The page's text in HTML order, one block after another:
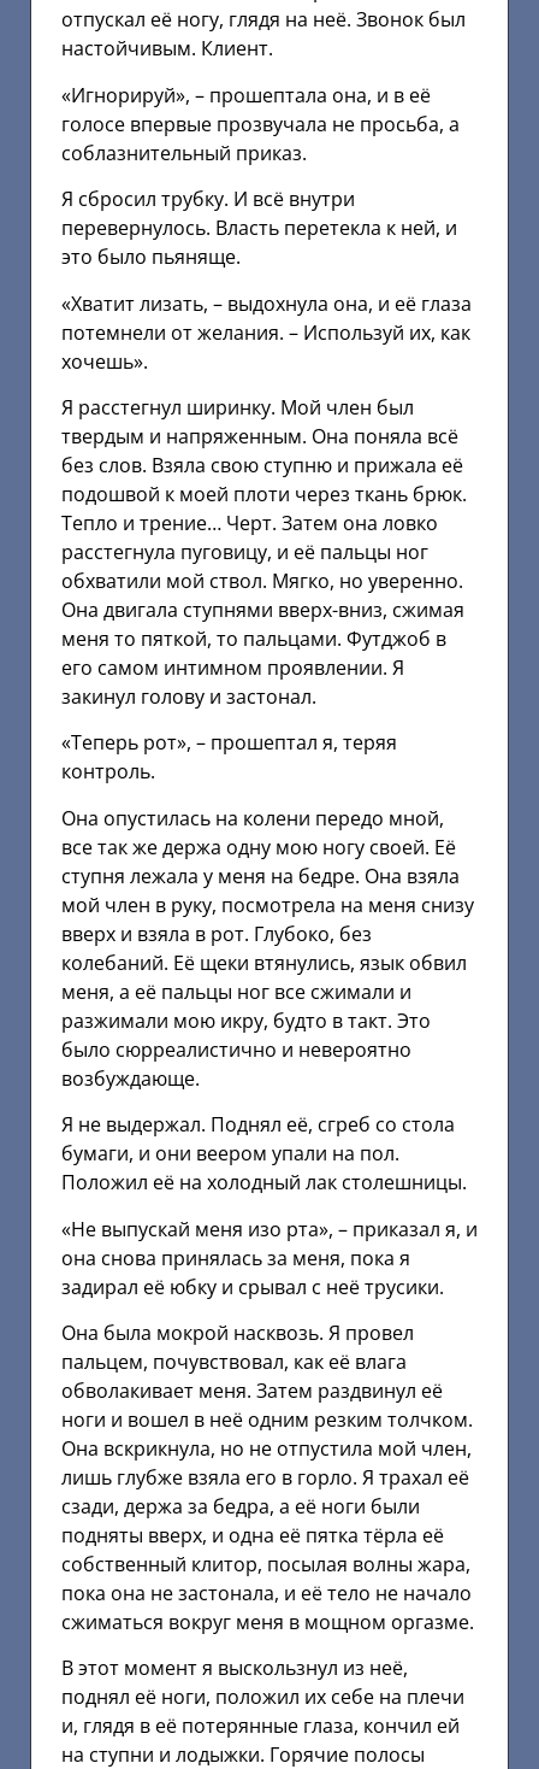
отпускал её ногу, глядя на неё. Звонок был
настойчивым. Клиент.
«Игнорируй», – прошептала она, и в её
голосе впервые прозвучала не просьба, а
соблазнительный приказ.
Я сбросил трубку. И всё внутри
перевернулось. Власть перетекла к ней, и
это было пьяняще.
«Хватит лизать, – выдохнула она, и её глаза
потемнели от желания. – Используй их, как
хочешь».
Я расстегнул ширинку. Мой член был
твердым и напряженным. Она поняла всё
без слов. Взяла свою ступню и прижала её
подошвой к моей плоти через ткань брюк.
Тепло и трение… Черт. Затем она ловко
расстегнула пуговицу, и её пальцы ног
обхватили мой ствол. Мягко, но уверенно.
Она двигала ступнями вверх-вниз, сжимая
меня то пяткой, то пальцами. Футджоб в
его самом интимном проявлении. Я
закинул голову и застонал.
«Теперь рот», – прошептал я, теряя
контроль.
Она опустилась на колени передо мной,
все так же держа одну мою ногу своей. Её
ступня лежала у меня на бедре. Она взяла
мой член в руку, посмотрела на меня снизу
вверх и взяла в рот. Глубоко, без
колебаний. Её щеки втянулись, язык обвил
меня, а её пальцы ног все сжимали и
разжимали мою икру, будто в такт. Это
было сюрреалистично и невероятно
возбуждающе.
Я не выдержал. Поднял её, сгреб со стола
бумаги, и они веером упали на пол.
Положил её на холодный лак столешницы.
«Не выпускай меня изо рта», – приказал я, и
она снова принялась за меня, пока я
задирал её юбку и срывал с неё трусики.
Она была мокрой насквозь. Я провел
пальцем, почувствовал, как её влага
обволакивает меня. Затем раздвинул её
ноги и вошел в неё одним резким толчком.
Она вскрикнула, но не отпустила мой член,
лишь глубже взяла его в горло. Я трахал её
сзади, держа за бедра, а её ноги были
подняты вверх, и одна её пятка тёрла её
собственный клитор, посылая волны жара,
пока она не застонала, и её тело не начало
сжиматься вокруг меня в мощном оргазме.
В этот момент я выскользнул из неё,
поднял её ноги, положил их себе на плечи
и, глядя в её потерянные глаза, кончил ей
на ступни и лодыжки. Горячие полосы